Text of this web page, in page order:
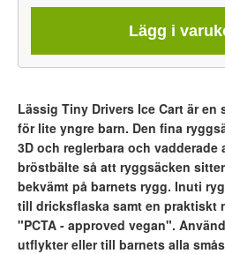
Lägg i
Lässig Tiny Drivers Ice Cart är
för lite yngre barn. Den fina
3D och reglerbara och vadderade
bröstbälte så att ryggsäcken
bekvämt på barnets rygg. Inuti
till dricksflaska samt en praktiskt
"PCTA - approved vegan".
utflykter eller till barnets alla